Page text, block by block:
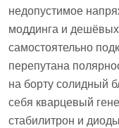
недопустимое
моддинга и
самостоятельно
перепутана
на борту солидный
себя кварцевый
стабилитрон и